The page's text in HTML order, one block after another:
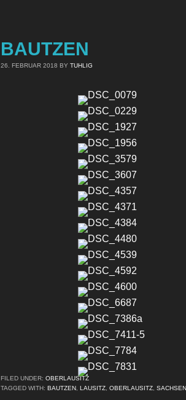
BAUTZEN
26. FEBRUAR 2018 BYTUHLIG
FILED UNDER:OBERLAUSITZ
TAGGED WITH: BAUTZEN, LAUSITZ,OBERLAUSITZ,SACHSEN